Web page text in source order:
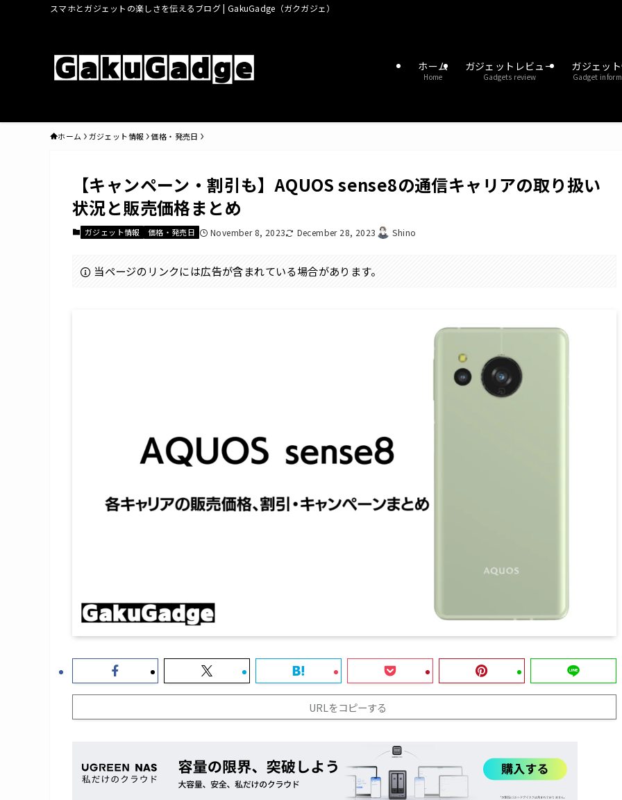
スマホとガジェットの楽しさを伝えるブログ | GakuGadge（ガクガジェ）
ホーム
Home
ガジェットレビュー
Gadgets review
ガジェッ
Gadget
ホーム ガジェット情報 価格・発売日
【キャンペーン・割引も】AQUOS sense8の通信キャリアの取り扱い
状況と販売価格まとめ
ガジェット情報 価格・発売日 November 8, 2023 December 28, 2023 Shino
当ページのリンクには広告が含まれている場合があります。
URLをコピーする